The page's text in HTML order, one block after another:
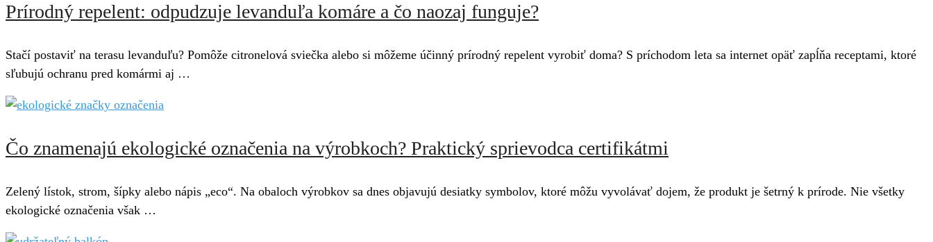
Prírodný repelent: odpudzuje levanduľa komáre a čo naozaj funguje?
Stačí postaviť na terasu levanduľu? Pomôže citronelová sviečka alebo si môžeme účinný prírodný repelent vyrobiť doma? S príchodom leta sa internet opäť zapĺňa receptami, ktoré
sľubujú ochranu pred komármi aj …
Čo znamenajú ekologické označenia na výrobkoch? Praktický sprievodca certifikátmi
Zelený lístok, strom, šípky alebo nápis „eco“. Na obaloch výrobkov sa dnes objavujú desiatky symbolov, ktoré môžu vyvolávať dojem, že produkt je šetrný k prírode. Nie všetky
ekologické označenia však …